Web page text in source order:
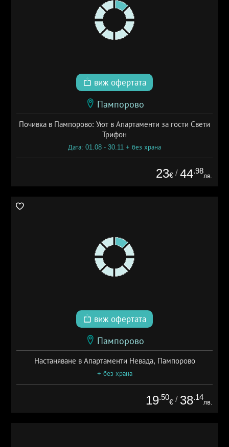
виж офертата
Пампорово
Почивка в Пампорово: Уют в Апартаменти за гости Свети
Трифон
Дата: 01.08 - 30.11 + без храна
23€ / 44.98
лв.
виж офертата
Пампорово
Настаняване в Апартаменти Невада, Пампорово
+ без храна
19.50
€ / 38.14
лв.